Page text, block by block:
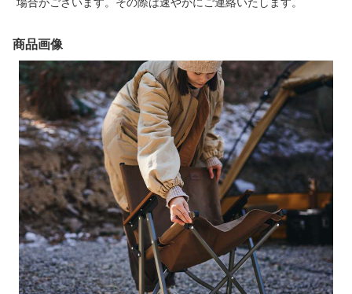
場合がございます。その際は速やかにご連絡いたします。
商品画像